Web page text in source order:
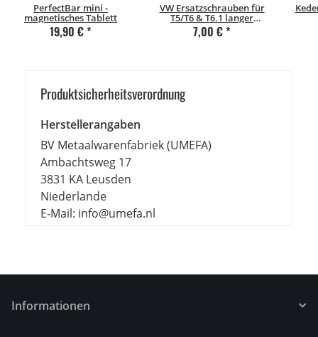
PerfectBar mini -
magnetisches Tablett
19,90 €*
VW Ersatzschrauben für
T5/T6 & T6.1 langer
Radstand (5 Stk.)
7,00 €*
Produkt­sicher­heits­ver­ord­nung
Herstellerangaben
BV Metaalwarenfabriek (UMEFA)
Ambachtsweg 17
3831 KA Leusden
Niederlande
E-Mail: info@umefa.nl
Informationen